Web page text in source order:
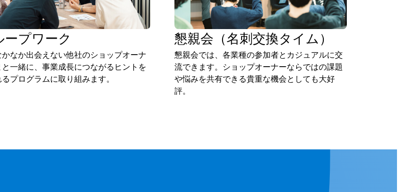
ープワーク
かなか出会えない他社のショップオーナ
と一緒に、事業成長につながるヒントを
プログラムに取り組みます。
懇親会（名刺交換タイム）
懇親会では、各業種の参加者とカジュアルに交
流できます。ショップオーナーならではの課題
や悩みを共有できる貴重な機会としても大好
評。